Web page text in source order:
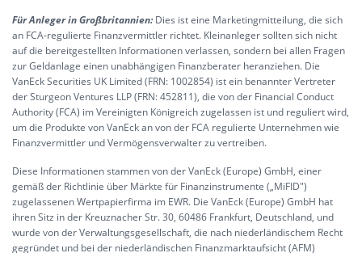
Für Anleger in Großbritannien:Dies ist eine Marketingmitteilung, die sich
an FCA-regulierte Finanzvermittler richtet. Kleinanleger sollten sich nicht
auf die bereitgestellten Informationen verlassen, sondern bei allen Fragen
zur Geldanlage einen unabhängigen Finanzberater heranziehen. Die
VanEck Securities UK Limited (FRN: 1002854) ist ein benannter Vertreter
der Sturgeon Ventures LLP (FRN: 452811), die von der Financial Conduct
Authority (FCA) im Vereinigten Königreich zugelassen ist und reguliert wird,
um die Produkte von VanEck an von der FCA regulierte Unternehmen wie
Finanzvermittler und Vermögensverwalter zu vertreiben.
Diese Informationen stammen von der VanEck (Europe) GmbH, einer
gemäß der Richtlinie über Märkte für Finanzinstrumente („MiFID")
zugelassenen Wertpapierfirma im EWR. Die VanEck (Europe) GmbH hat
ihren Sitz in der Kreuznacher Str. 30, 60486 Frankfurt, Deutschland, und
wurde von der Verwaltungsgesellschaft, die nach niederländischem Recht
gegründet und bei der niederländischen Finanzmarktaufsicht (AFM)